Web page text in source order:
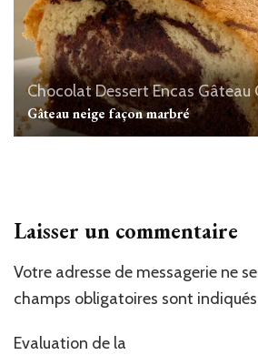
ChocolatDessert Encas Gâteau
Gâteau neige façon marbré
Laisser un commentaire
Votre adresse de messagerie ne
champs obligatoires sont
Evaluation de la